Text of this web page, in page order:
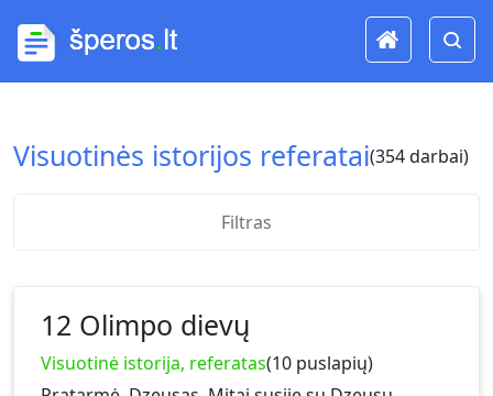
Visuotinės istorijos referatai(354 darbai)
Filtras
12 Olimpo dievų
Visuotinė istorija, referatas(10 puslapių)